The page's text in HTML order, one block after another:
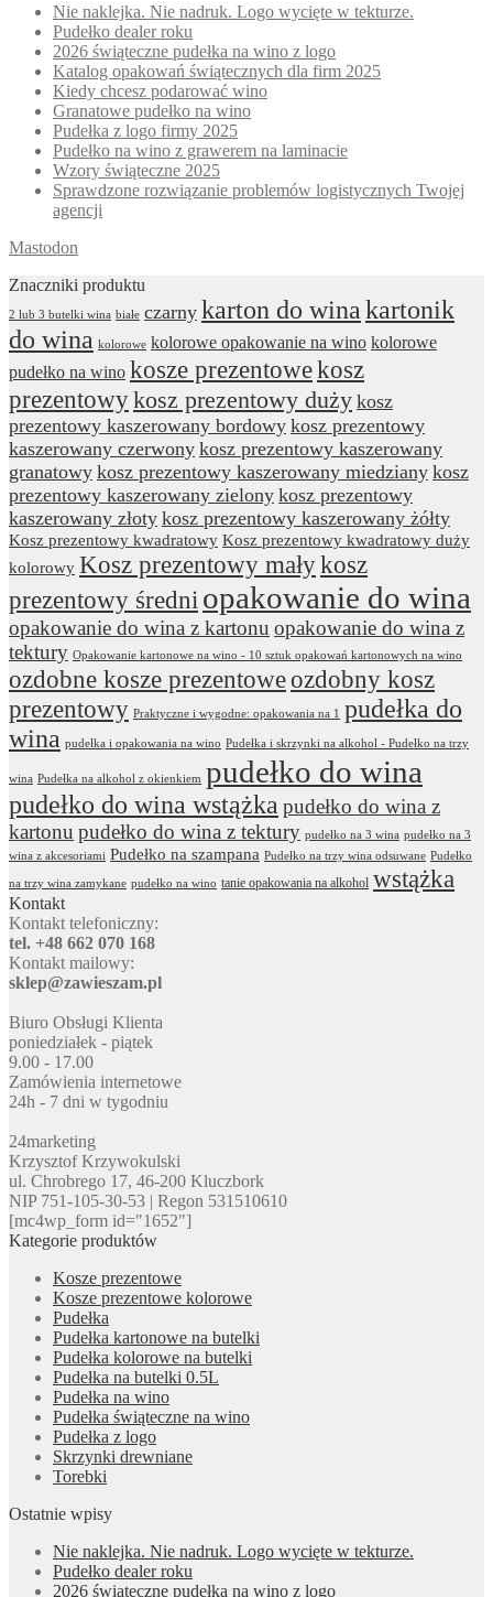
Nie naklejka. Nie nadruk. Logo wycięte w tekturze.
Pudełko dealer roku
2026 świąteczne pudełka na wino z logo
Katalog opakowań świątecznych dla firm 2025
Kiedy chcesz podarować wino
Granatowe pudełko na wino
Pudełka z logo firmy 2025
Pudełko na wino z grawerem na laminacie
Wzory świąteczne 2025
Sprawdzone rozwiązanie problemów logistycznych Twojej
agencji
Mastodon
Znaczniki produktu
2 lub 3 butelki wina białe czarny karton do wina kartonik
do wina kolorowe kolorowe opakowanie na wino kolorowe
pudełko na wino kosze prezentowekosz
prezentowykosz prezentowy duży kosz
prezentowy kaszerowany bordowy kosz prezentowy
kaszerowany czerwony kosz prezentowy kaszerowany
granatowy kosz prezentowy kaszerowany miedziany kosz
prezentowy kaszerowany zielony kosz prezentowy
kaszerowany złoty kosz prezentowy kaszerowany żółty
Kosz prezentowy kwadratowy Kosz prezentowy kwadratowy duży
kolorowy Kosz prezentowy małykosz
prezentowy średni opakowanie do wina
opakowanie do wina z kartonu opakowanie do wina z
tektury Opakowanie kartonowe na wino - 10 sztuk opakowań kartonowych na wino
ozdobne kosze prezentoweozdobny kosz
prezentowy Praktyczne i wygodne: opakowania na 1
pudełka do
wina pudełka i opakowania na wino Pudełka i skrzynki na alkohol - Pudełko na trzy
wina Pudełka na alkohol z okienkiem pudełko do wina
pudełko do wina wstążka pudełko do wina z
kartonu pudełko do wina z tektury pudełko na 3 wina pudełko na 3
wina z akcesoriami Pudełko na szampana Pudełko na trzy wina odsuwane Pudełko
na trzy wina zamykane pudełko na wino tanie opakowania na alkohol wstążka
Kontakt
Kontakt telefoniczny:
tel. +48 662 070 168
Kontakt mailowy:
sklep@zawieszam.pl
Biuro Obsługi Klienta
poniedziałek - piątek
9.00 - 17.00
Zamówienia internetowe
24h - 7 dni w tygodniu
24marketing
Krzysztof Krzywokulski
ul. Chrobrego 17, 46-200 Kluczbork
NIP 751-105-30-53 | Regon 531510610
[mc4wp_form id="1652"]
Kategorie produktów
Kosze prezentowe
Kosze prezentowe kolorowe
Pudełka
Pudełka kartonowe na butelki
Pudełka kolorowe na butelki
Pudełka na butelki 0.5L
Pudełka na wino
Pudełka świąteczne na wino
Pudełka z logo
Skrzynki drewniane
Torebki
Ostatnie wpisy
Nie naklejka. Nie nadruk. Logo wycięte w tekturze.
Pudełko dealer roku
2026 świąteczne pudełka na wino z logo